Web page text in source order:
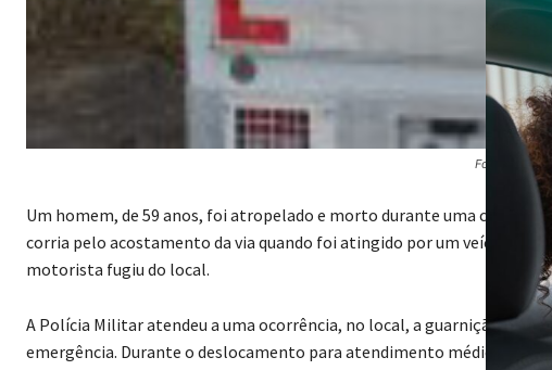
Foto:
Um homem, de 59 anos, foi atropelado e morto durante uma corrida
corria pelo acostamento da via quando foi atingido por um veículo, na
motorista fugiu do local.
A Polícia Militar atendeu a uma ocorrência, no local, a guarnição
emergência. Durante o deslocamento para atendimento médico, o